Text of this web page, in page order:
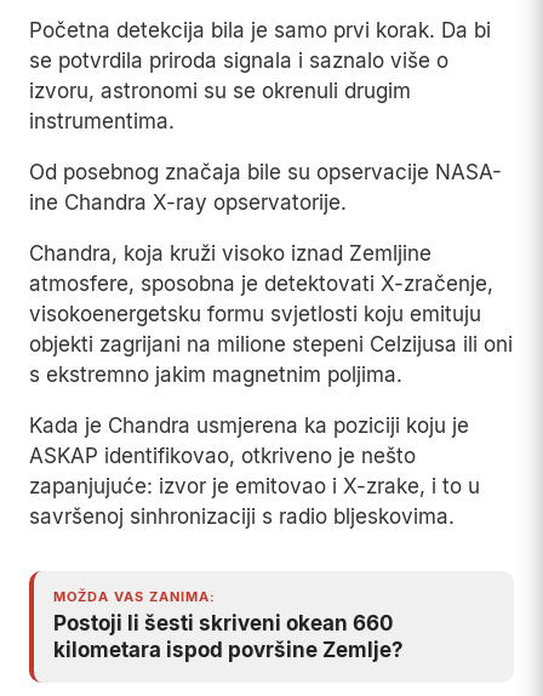
Početna detekcija bila je samo prvi korak. Da bi
se potvrdila priroda signala i saznalo više o
izvoru, astronomi su se okrenuli drugim
instrumentima.
Od posebnog značaja bile su opservacije NASA-
ine Chandra X-ray opservatorije.
Chandra, koja kruži visoko iznad Zemljine
atmosfere, sposobna je detektovati X-zračenje,
visokoenergetsku formu svjetlosti koju emituju
objekti zagrijani na milione stepeni Celzijusa ili oni
s ekstremno jakim magnetnim poljima.
Kada je Chandra usmjerena ka poziciji koju je
ASKAP identifikovao, otkriveno je nešto
zapanjujuće: izvor je emitovao i X-zrake, i to u
savršenoj sinhronizaciji s radio bljeskovima.
MOŽDA VAS ZANIMA:
Postoji li šesti skriveni okean 660
kilometara ispod površine Zemlje?